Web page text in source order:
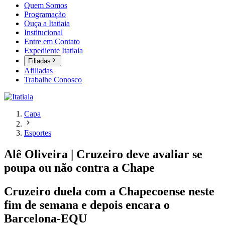
Quem Somos
Programação
Ouça a Itatiaia
Institucional
Entre em Contato
Expediente Itatiaia
Filiadas
Afiliadas
Trabalhe Conosco
Capa
Esportes
Alê Oliveira | Cruzeiro deve avaliar se
poupa ou não contra a Chape
Cruzeiro duela com a Chapecoense neste
fim de semana e depois encara o
Barcelona-EQU